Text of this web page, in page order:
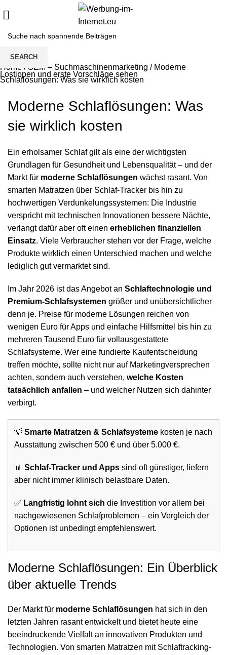
Home / SEM – Suchmaschinenmarketing / Moderne
Schlaflösungen: Was sie wirklich kosten
Moderne Schlaflösungen: Was
sie wirklich kosten
Ein erholsamer Schlaf gilt als eine der wichtigsten
Grundlagen für Gesundheit und Lebensqualität – und der
Markt für moderne Schlaflösungen wächst rasant. Von
smarten Matratzen über Schlaf-Tracker bis hin zu
hochwertigen Verdunkelungssystemen: Die Industrie
verspricht mit technischen Innovationen bessere Nächte,
verlangt dafür aber oft einen erheblichen finanziellen
Einsatz. Viele Verbraucher stehen vor der Frage, welche
Produkte wirklich einen Unterschied machen und welche
lediglich gut vermarktet sind.
Im Jahr 2026 ist das Angebot an Schlaftechnologie und
Premium-Schlafsystemen größer und unübersichtlicher
denn je. Preise für moderne Lösungen reichen von
wenigen Euro für Apps und einfache Hilfsmittel bis hin zu
mehreren Tausend Euro für vollausgestattete
Schlafsysteme. Wer eine fundierte Kaufentscheidung
treffen möchte, sollte nicht nur auf Marketingversprechen
achten, sondern auch verstehen, welche Kosten
tatsächlich anfallen – und welcher Nutzen sich dahinter
verbirgt.
💡 Smarte Matratzen & Schlafsysteme kosten je nach
Ausstattung zwischen 500 € und über 5.000 €.
📊 Schlaf-Tracker und Apps sind oft günstiger, liefern
aber nicht immer klinisch belastbare Daten.
✅ Langfristig lohnt sich die Investition vor allem bei
nachgewiesenen Schlafproblemen – ein Vergleich der
Optionen ist unbedingt empfehlenswert.
Moderne Schlaflösungen: Ein Überblick
über aktuelle Trends
Der Markt für moderne Schlaflösungen hat sich in den
letzten Jahren rasant entwickelt und bietet heute eine
beeindruckende Vielfalt an innovativen Produkten und
Technologien. Von smarten Matratzen mit Schlaftracking-
SEARCH
Lostippen und erste Vorschläge sehen